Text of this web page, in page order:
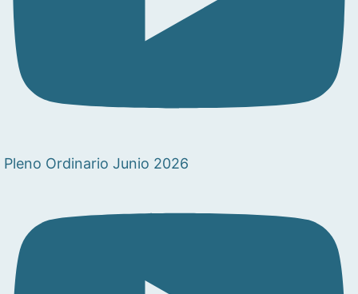
Pleno Ordinario Junio 2026